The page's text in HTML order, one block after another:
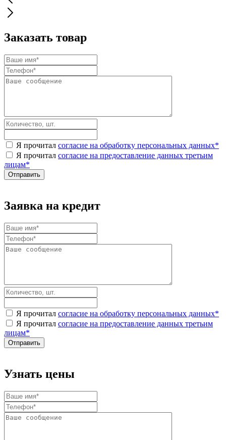
Заказать товар
Я прочитал согласие на обработку персональных данных*
Я прочитал согласие на предоставление данных третьим
лицам*
Заявка на кредит
Я прочитал согласие на обработку персональных данных*
Я прочитал согласие на предоставление данных третьим
лицам*
Узнать цены